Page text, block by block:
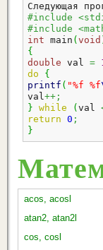
Следующая
#include
#include
int main ( void
{
double val =
do
{
printf ( "%f %f
val++;
} while ( val
return 0 ;
}
acos, acosl
atan2, atan2l
cos, cosl